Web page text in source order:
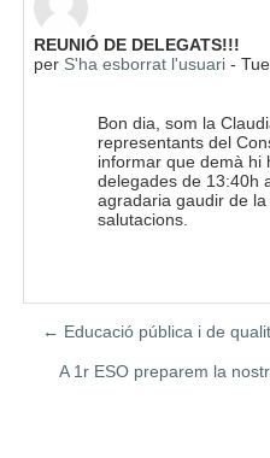
REUNIÓ DE DELEGATS!!!
per S'ha esborrat l'usuari -
Nombre de respostes: 0
Bon dia, som la
representants del
informar que demà hi
delegades de 13:40h
agradaria gaudir de
salutacions.
← Educació pública i de
A 1r ESO preparem la